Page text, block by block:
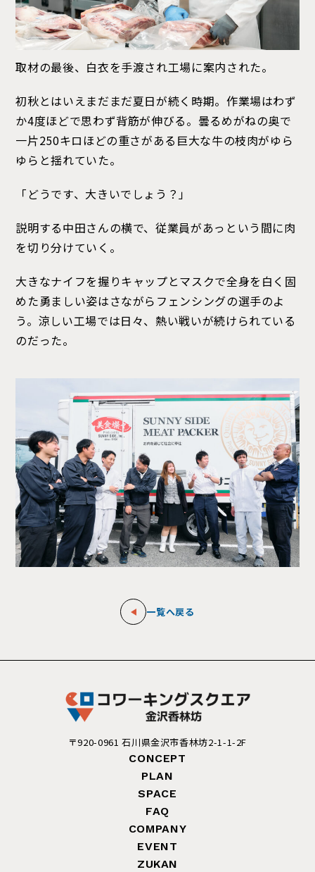
取材の最後、白衣を手渡され工場に案内された。
初秋とはいえまだまだ夏日が続く時期。作業場はわず
か4度ほどで思わず背筋が伸びる。曇るめがねの奥で
一片250キロほどの重さがある巨大な牛の枝肉がゆら
ゆらと揺れていた。
「どうです、大きいでしょう？」
説明する中田さんの横で、従業員があっという間に肉
を切り分けていく。
大きなナイフを握りキャップとマスクで全身を白く固
めた勇ましい姿はさながらフェンシングの選手のよ
う。涼しい工場では日々、熱い戦いが続けられている
のだった。
一覧へ戻る
〒920-0961 石川県金沢市香林坊2-1-1-2F
CONCEPT
PLAN
SPACE
FAQ
COMPANY
EVENT
ZUKAN